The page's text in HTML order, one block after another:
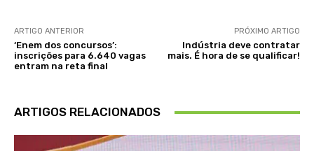
ARTIGO ANTERIOR
‘Enem dos concursos’:
inscrições para 6.640 vagas
entram na reta final
PRÓXIMO ARTIGO
Indústria deve contratar
mais. É hora de se qualificar!
ARTIGOS RELACIONADOS